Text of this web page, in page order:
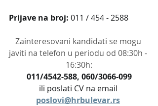
Prijave na broj: 011 / 454 - 2588
Zainteresovani kandidati se mogu
javiti na telefon u periodu od 08:30h -
16:30h:
011/4542-588, 060/3066-099
ili poslati CV na email
poslovi@hrbulevar.rs